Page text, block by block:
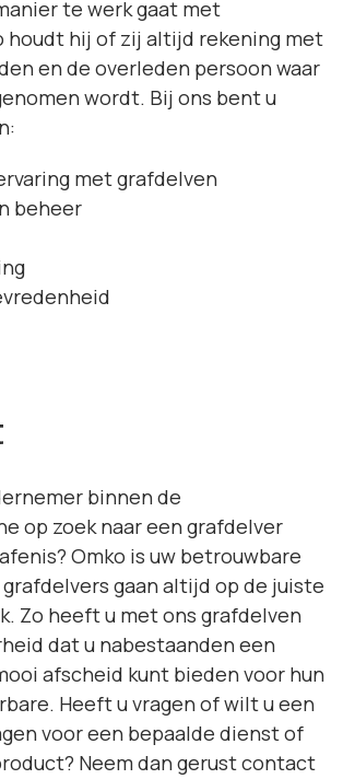
te werk gaat met
houdt hij of zij altijd rekening met
en de overleden persoon waar
wordt. Bij ons bent u
met grafdelven
beheer
binnen de
op zoek naar een grafdelver
Omko is uw betrouwbare
gaan altijd op de juiste
Zo heeft u met ons grafdelven
dat u nabestaanden een
afscheid kunt bieden voor hun
Heeft u vragen of wilt u een
voor een bepaalde dienst of
Neem dan gerust contact